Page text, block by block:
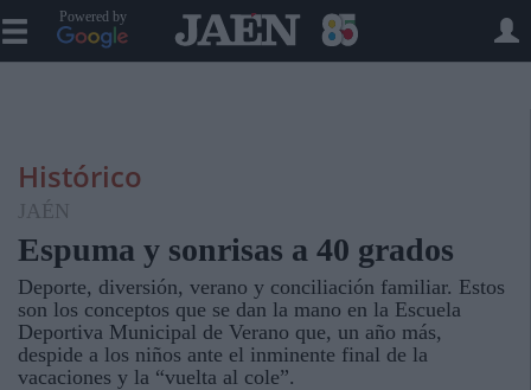
Powered by
Histórico
JAÉN
Espuma y sonrisas a 40 grados
Deporte, diversión, verano y conciliación familiar. Estos
son los conceptos que se dan la mano en la Escuela
Deportiva Municipal de Verano que, un año más,
despide a los niños ante el inminente final de la
vacaciones y la “vuelta al cole”.